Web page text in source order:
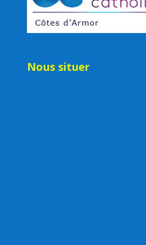
Nous situer